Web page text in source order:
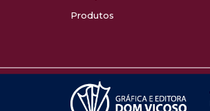
Produtos